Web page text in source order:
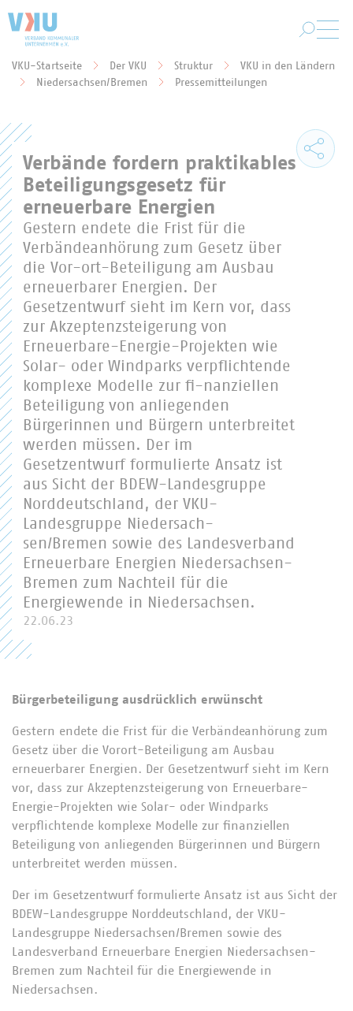
Sie befinden sich hier:
VKU-Startseite Der VKU Struktur
VKU in den Ländern
Niedersachsen/Bremen
Pressemitteilungen
Verbände fordern praktikables
Beteiligungsgesetz für
erneuerbare Energien
Gestern endete die Frist für die
Verbändeanhörung zum Gesetz über
die Vor-ort-Beteiligung am Ausbau
erneuerbarer Energien. Der
Gesetzentwurf sieht im Kern vor, dass
zur Akzeptenzsteigerung von
Erneuerbare-Energie-Projekten wie
Solar- oder Windparks verpflichtende
komplexe Modelle zur fi-nanziellen
Beteiligung von anliegenden
Bürgerinnen und Bürgern unterbreitet
werden müssen. Der im
Gesetzentwurf formulierte Ansatz ist
aus Sicht der BDEW-Landesgruppe
Norddeutschland, der VKU-
Landesgruppe Niedersach-
sen/Bremen sowie des Landesverband
Erneuerbare Energien Niedersachsen-
Bremen zum Nachteil für die
Energiewende in Niedersachsen.
22.06.23
Bürgerbeteiligung ausdrücklich erwünscht
Gestern endete die Frist für die Verbändeanhörung zum
Gesetz über die Vorort-Beteiligung am Ausbau
erneuerbarer Energien. Der Gesetzentwurf sieht im Kern
vor, dass zur Akzeptenzsteigerung von Erneuerbare-
Energie-Projekten wie Solar- oder Windparks
verpflichtende komplexe Modelle zur finanziellen
Beteiligung von anliegenden Bürgerinnen und Bürgern
unterbreitet werden müssen.
Der im Gesetzentwurf formulierte Ansatz ist aus Sicht der
BDEW-Landesgruppe Norddeutschland, der VKU-
Landesgruppe Niedersachsen/Bremen sowie des
Landesverband Erneuerbare Energien Niedersachsen-
Bremen zum Nachteil für die Energiewende in
Niedersachsen.